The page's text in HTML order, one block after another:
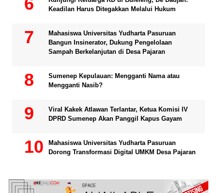
Keadilan Harus Ditegakkan Melalui Hukum
Mahasiswa Universitas Yudharta Pasuruan
Bangun Insinerator, Dukung Pengelolaan
Sampah Berkelanjutan di Desa Pajaran
Sumenep Kepulauan: Mengganti Nama atau
Mengganti Nasib?
Viral Kakek Atlawan Terlantar, Ketua Komisi IV
DPRD Sumenep Akan Panggil Kapus Gayam
Mahasiswa Universitas Yudharta Pasuruan
Dorong Transformasi Digital UMKM Desa Pajaran